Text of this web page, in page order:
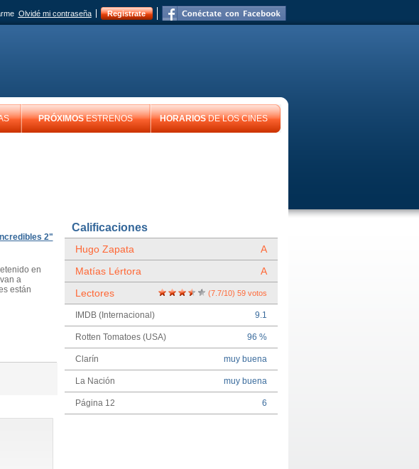
Olvidé mi contraseña Registrate
PRÓXIMOSESTRENOS HORARIOSDE LOS CINES
2"
en
a
están
Calificaciones
Hugo Zapata
A
Matías Lértora
A
Lectores
(7.7/10) 59votos
IMDB (Internacional) 9.1
Rotten Tomatoes (USA) 96 %
Clarín muy buena
La Nación muy buena
Página 12 6